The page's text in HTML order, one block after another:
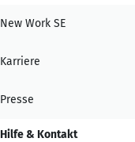
New Work SE
Karriere
Presse
Hilfe & Kontakt